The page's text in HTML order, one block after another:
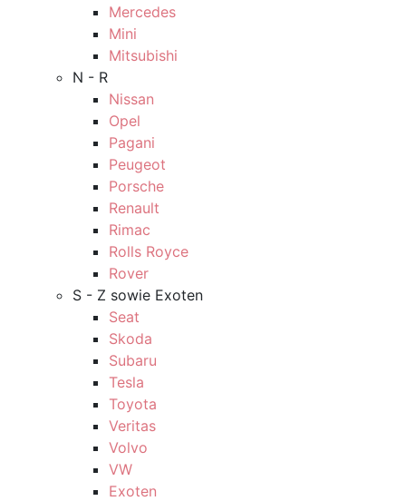
Mercedes
Mini
Mitsubishi
N - R
Nissan
Opel
Pagani
Peugeot
Porsche
Renault
Rimac
Rolls Royce
Rover
S - Z sowie Exoten
Seat
Skoda
Subaru
Tesla
Toyota
Veritas
Volvo
VW
Exoten